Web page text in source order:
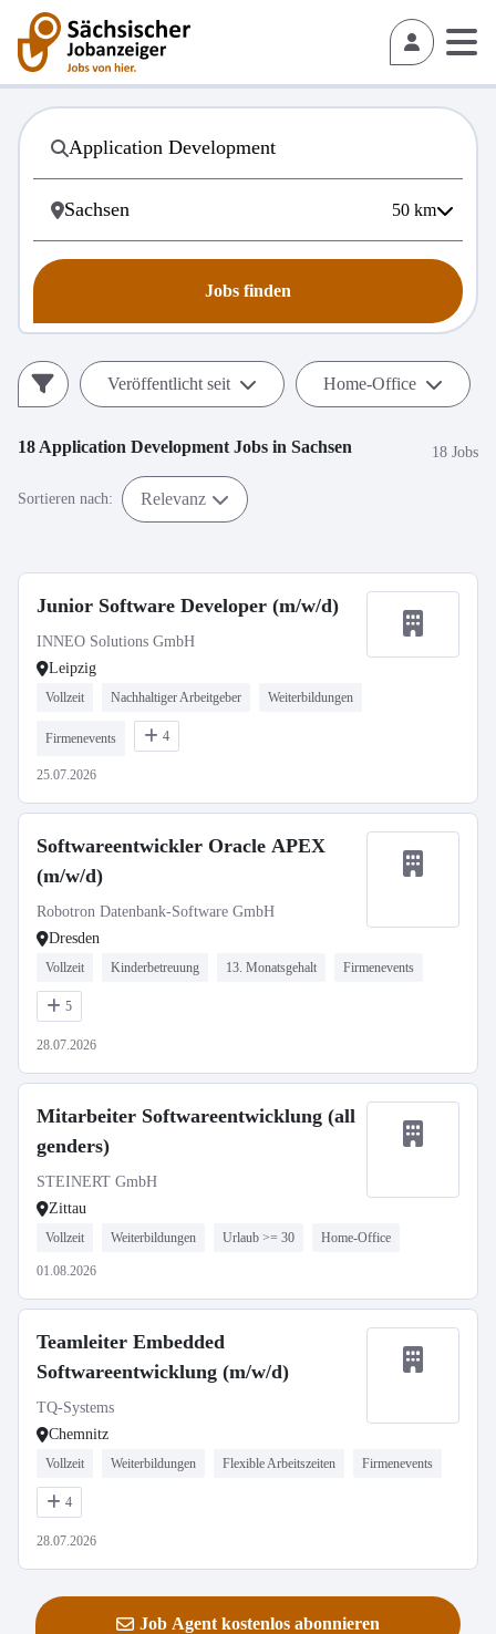
50 km
Jobs finden
Veröffentlicht seit Home-Office
18 Application Development Jobs in Sachsen 18 Jobs
Sortieren nach: Relevanz
Junior Software Developer (m/w/d)
INNEO Solutions GmbH
Leipzig
Vollzeit Nachhaltiger Arbeitgeber Weiterbildungen
Firmenevents 4
25.07.2026
Softwareentwickler Oracle APEX
(m/w/d)
Robotron Datenbank-Software GmbH
Dresden
Vollzeit Kinderbetreuung 13. Monatsgehalt Firmenevents
5
28.07.2026
Mitarbeiter Softwareentwicklung (all
genders)
STEINERT GmbH
Zittau
Vollzeit Weiterbildungen Urlaub >= 30 Home-Office
01.08.2026
Teamleiter Embedded
Softwareentwicklung (m/w/d)
TQ-Systems
Chemnitz
Vollzeit Weiterbildungen Flexible Arbeitszeiten Firmenevents
4
28.07.2026
Job Agent kostenlos abonnieren